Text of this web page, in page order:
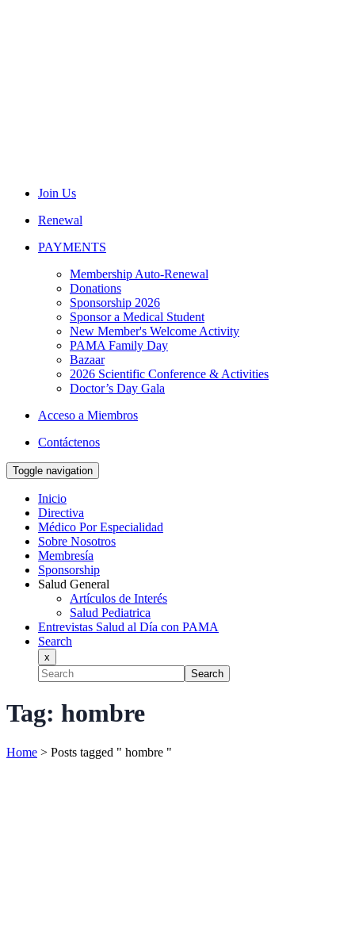
Join Us
Renewal
PAYMENTS
Membership Auto-Renewal
Donations
Sponsorship 2026
Sponsor a Medical Student
New Member's Welcome Activity
PAMA Family Day
Bazaar
2026 Scientific Conference & Activities
Doctor’s Day Gala
Acceso a Miembros
Contáctenos
Toggle navigation
Inicio
Directiva
Médico Por Especialidad
Sobre Nosotros
Membresía
Sponsorship
Salud General
Artículos de Interés
Salud Pediatrica
Entrevistas Salud al Día con PAMA
Search
x
Search
Tag: hombre
Home > Posts tagged " hombre "